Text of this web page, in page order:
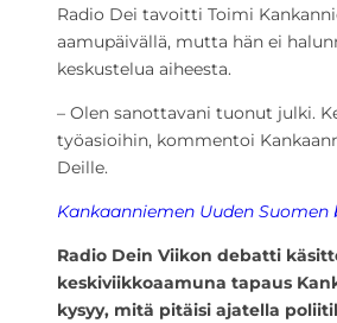
Radio Dei tavoitti Toimi
aamupäivällä, mutta hän ei
keskustelua aiheesta.
– Olen sanottavani tuonut julki.
työasioihin, kommentoi
Deille.
Kankaanniemen Uuden Suomen
Radio Dein Viikon debatti
keskiviikkoaamuna tapaus
kysyy, mitä pitäisi ajatella